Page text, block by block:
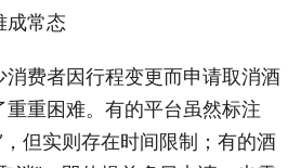
成常态
费者因行程变更而申请取消酒
重重困难。有的平台虽然标注
，但实则存在时间限制；有的酒